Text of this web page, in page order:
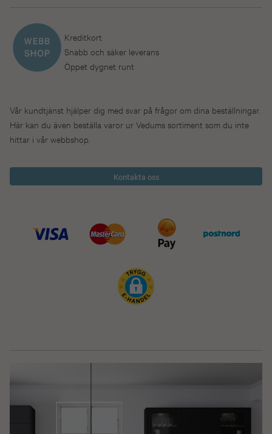
Kreditkort
Snabb och säker leverans
Öppet dygnet runt
Vår kundtjänst hjälper dig med svar på frågor om dina beställningar.
Här kan du även beställa varor ur Vedums sortiment som du inte
hittar i vår webbshop.
Kontakta oss